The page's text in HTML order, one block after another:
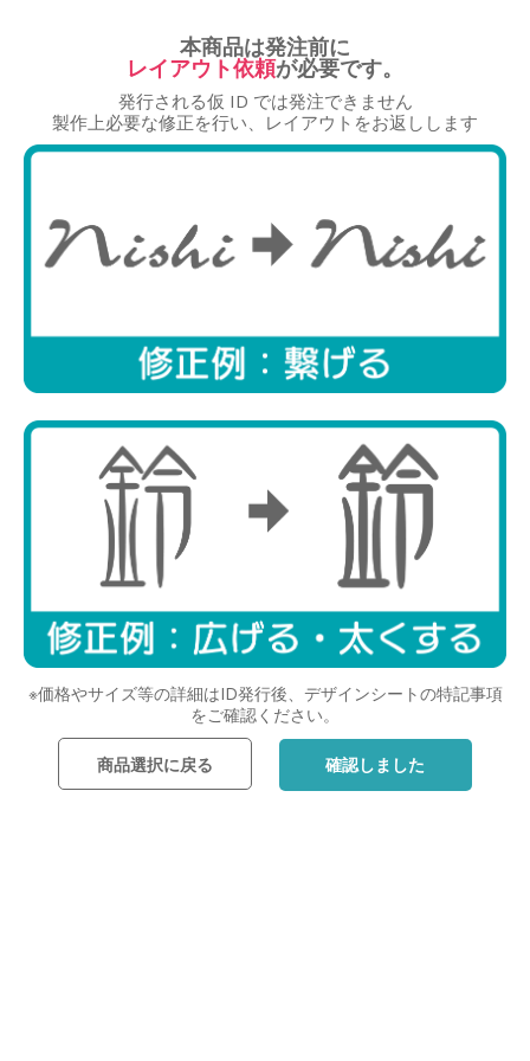
商品選択 レイアウト 文字入力 調整・確認 ID発行
レイアウト選択
本商品は発注前に
レイアウト依頼が必要です。
発行される仮 ID では発注できません
製作上必要な修正を行い、レイアウトをお返しします
※価格やサイズ等の詳細はID発行後、デザインシートの特記事項
をご確認ください。
商品選択に戻る 確認しました